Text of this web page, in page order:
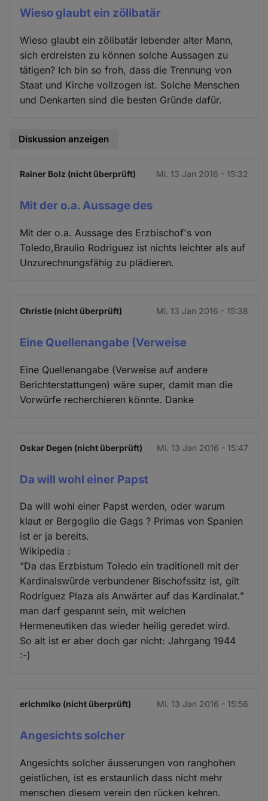
Wieso glaubt ein zölibatär
Wieso glaubt ein zölibatär lebender alter Mann,
sich erdreisten zu können solche Aussagen zu
tätigen? Ich bin so froh, dass die Trennung von
Staat und Kirche vollzogen ist. Solche Menschen
und Denkarten sind die besten Gründe dafür.
Diskussion anzeigen
Rainer Bolz (nicht überprüft) Mi. 13 Jan 2016 - 15:32
Mit der o.a. Aussage des
Mit der o.a. Aussage des Erzbischof's von
Toledo,Braulio Rodriguez ist nichts leichter als auf
Unzurechnungsfähig zu plädieren.
Christie (nicht überprüft) Mi. 13 Jan 2016 - 15:38
Eine Quellenangabe (Verweise
Eine Quellenangabe (Verweise auf andere
Berichterstattungen) wäre super, damit man die
Vorwürfe recherchieren könnte. Danke
Oskar Degen (nicht überprüft) Mi. 13 Jan 2016 - 15:47
Da will wohl einer Papst
Da will wohl einer Papst werden, oder warum
klaut er Bergoglio die Gags ? Primas von Spanien
ist er ja bereits.
Wikipedia :
"Da das Erzbistum Toledo ein traditionell mit der
Kardinalswürde verbundener Bischofssitz ist, gilt
Rodríguez Plaza als Anwärter auf das Kardinalat."
man darf gespannt sein, mit welchen
Hermeneutiken das wieder heilig geredet wird.
So alt ist er aber doch gar nicht: Jahrgang 1944
:-)
erichmiko (nicht überprüft) Mi. 13 Jan 2016 - 15:56
Angesichts solcher
Angesichts solcher äusserungen von ranghohen
geistlichen, ist es erstaunlich dass nicht mehr
menschen diesem verein den rücken kehren.